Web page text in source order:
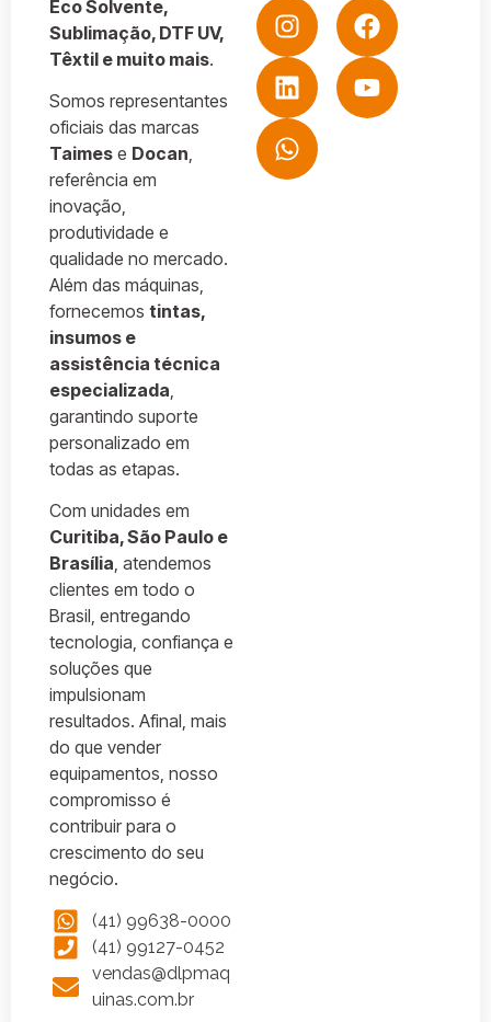
Eco Solvente,
Sublimação, DTF UV,
Têxtil e muito mais.
Somos representantes
oficiais das marcas
Taimes e Docan,
referência em
inovação,
produtividade e
qualidade no mercado.
Além das máquinas,
fornecemos tintas,
insumos e
assistência técnica
especializada,
garantindo suporte
personalizado em
todas as etapas.
Com unidades em
Curitiba, São Paulo e
Brasília, atendemos
clientes em todo o
Brasil, entregando
tecnologia, confiança e
soluções que
impulsionam
resultados. Afinal, mais
do que vender
equipamentos, nosso
compromisso é
contribuir para o
crescimento do seu
negócio.
(41) 99638-0000
(41) 99127-0452
vendas@dlpmaq
uinas.com.br